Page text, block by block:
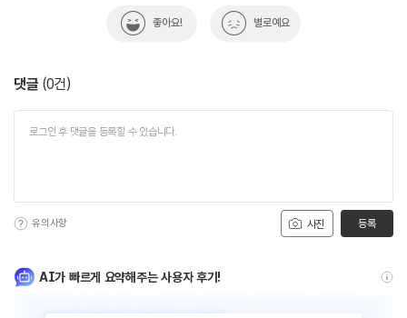
좋아요! 별로예요
댓글 (0건)
사진
유의사항 등록
AI가 빠르게 요약해주는 사용자 후기!